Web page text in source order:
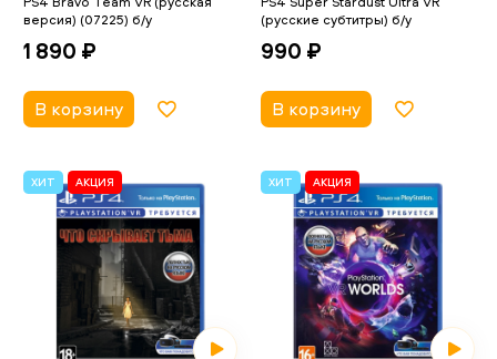
версия) (07225) б/у
1 890 ₽
В корзину
(русские субтитры) б/у
990 ₽
В корзину
ХИТ АКЦИЯ ХИТ АКЦИЯ